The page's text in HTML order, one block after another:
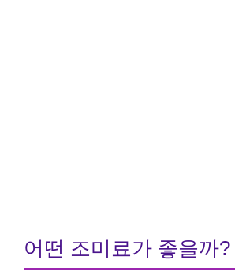
어떤 조미료가 좋을까?